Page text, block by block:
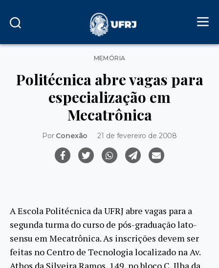
Categorias
MEMÓRIA
Politécnica abre vagas para
especialização em
Mecatrônica
Por Conexão 21 de fevereiro de 2008
A Escola Politécnica da UFRJ abre vagas para a
segunda turma do curso de pós-graduação lato-
sensu em Mecatrônica. As inscrições devem ser
feitas no Centro de Tecnologia localizado na Av.
Athos da Silveira Ramos, 149, no bloco C, Ilha da